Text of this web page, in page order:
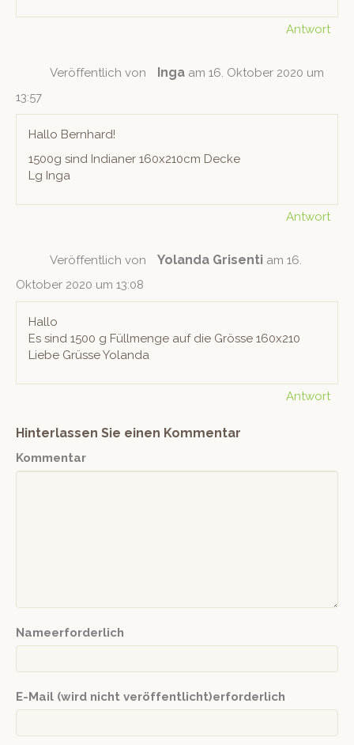
Antwort
Veröffentlich von Inga am 16. Oktober 2020 um
13:57
Hal­lo Bernhard!
1500g sind Indi­an­er 160x210cm Decke
Lg Inga
Antwort
Veröffentlich von Yolanda Grisenti am 16.
Oktober 2020 um 13:08
Hal­lo
Es sind 1500 g Füll­menge auf die Grösse 160x210
Liebe Grüsse Yolanda
Antwort
Hinterlassen Sie einen Kommentar
Kommentar
Nameerforderlich
E-Mail (wird nicht veröffentlicht)erforderlich